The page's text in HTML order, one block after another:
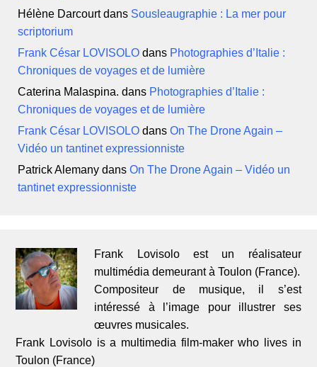
Hélène Darcourtdans Sousleaugraphie : La mer pour
scriptorium
Frank César LOVISOLO dans Photographies d’Italie :
Chroniques de voyages et de lumière
Caterina Malaspina. dans Photographies d’Italie :
Chroniques de voyages et de lumière
Frank César LOVISOLO dansOn The Drone Again –
Vidéo un tantinet expressionniste
Patrick Alemany dansOn The Drone Again – Vidéo un
tantinet expressionniste
Frank Lovisolo est un réalisateur
multimédia demeurant à Toulon (France).
Compositeur de musique, il s’est
intéressé à l’image pour illustrer ses
œuvres musicales.
Frank Lovisolo is a multimedia film-maker who lives in
Toulon (France)